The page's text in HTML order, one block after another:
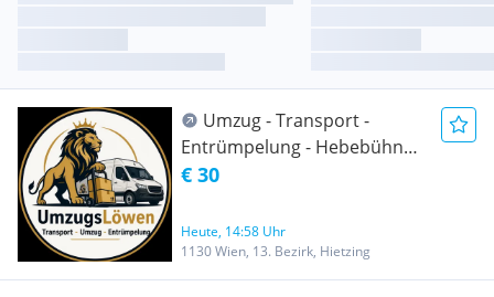
Umzug - Transport -
Entrümpelung - Hebebühnen
Fahrzeug
€ 30
Heute, 14:58 Uhr
1130 Wien, 13. Bezirk, Hietzing